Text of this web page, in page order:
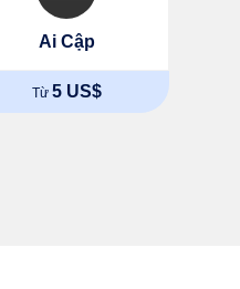
Ai Cập
Từ 5 US$